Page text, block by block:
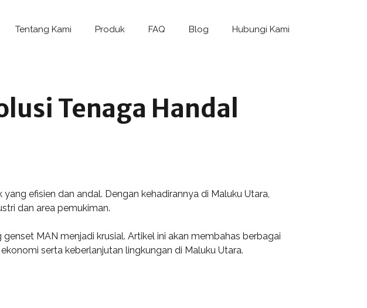
Tentang Kami Produk FAQ Blog Hubungi Kami
Tenaga Handal
efisien dan andal. Dengan kehadirannya di Maluku Utara,
dan area pemukiman.
MAN menjadi krusial. Artikel ini akan membahas berbagai
serta keberlanjutan lingkungan di Maluku Utara.